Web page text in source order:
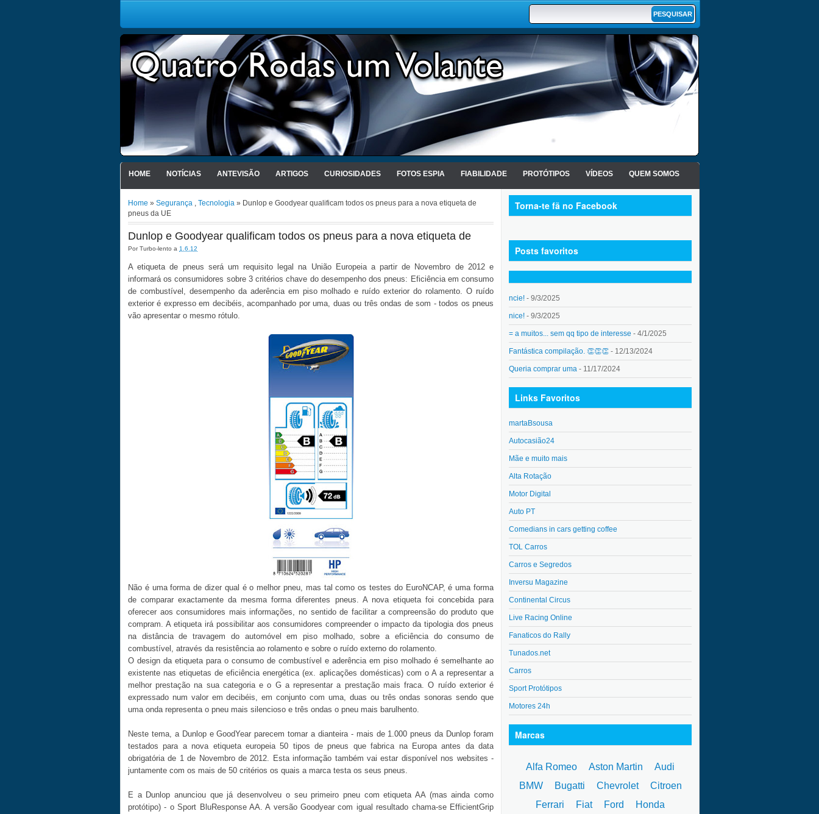
HOME NOTÍCIAS ANTEVISÃO ARTIGOS CURIOSIDADES FOTOS ESPIA FIABILIDADE PROTÓTIPOS VÍDEOS QUEM SOMOS
Home » Segurança , Tecnologia » Dunlop e Goodyear qualificam todos os pneus para a nova etiqueta de
pneus da UE
Dunlop e Goodyear qualificam todos os pneus para a nova etiqueta de
pneus da UE
PorTurbo-lento a 1.6.12
A etiqueta de pneus será um requisito legal na União Europeia a partir de Novembro de 2012 e
informará os consumidores sobre 3 critérios chave do desempenho dos pneus: Eficiência em consumo
de combustível, desempenho da aderência em piso molhado e ruído exterior do rolamento. O ruído
exterior é expresso em decibéis, acompanhado por uma, duas ou três ondas de som - todos os pneus
vão apresentar o mesmo rótulo.
Não é uma forma de dizer qual é o melhor pneu, mas tal como os testes do EuroNCAP, é uma forma
de comparar exactamente da mesma forma diferentes pneus. A nova etiqueta foi concebida para
oferecer aos consumidores mais informações, no sentido de facilitar a compreensão do produto que
compram. A etiqueta irá possibilitar aos consumidores compreender o impacto da tipologia dos pneus
na distância de travagem do automóvel em piso molhado, sobre a eficiência do consumo de
combustível, através da resistência ao rolamento e sobre o ruído externo do rolamento.
O design da etiqueta para o consumo de combustível e aderência em piso molhado é semelhante ao
existente nas etiquetas de eficiência energética (ex. aplicações domésticas) com o A a representar a
melhor prestação na sua categoria e o G a representar a prestação mais fraca. O ruído exterior é
expressado num valor em decibéis, em conjunto com uma, duas ou três ondas sonoras sendo que
uma onda representa o pneu mais silencioso e três ondas o pneu mais barulhento.
Neste tema, a Dunlop e GoodYear parecem tomar a dianteira - mais de 1.000 pneus da Dunlop foram
testados para a nova etiqueta europeia 50 tipos de pneus que fabrica na Europa antes da data
obrigatória de 1 de Novembro de 2012. Esta informação também vai estar disponível nos websites -
juntamente com os mais de 50 critérios os quais a marca testa os seus pneus.
E a Dunlop anunciou que já desenvolveu o seu primeiro pneu com etiqueta AA (mas ainda como
protótipo) - o Sport BluResponse AA. A versão Goodyear com igual resultado chama-se EfficientGrip
Torna-te fã no Facebook
Posts favoritos
ncie! - 9/3/2025
nice! - 9/3/2025
= a muitos... sem qq tipo de interesse - 4/1/2025
Fantástica compilação. 👏👏👏 - 12/13/2024
Queria comprar uma - 11/17/2024
Links Favoritos
martaBsousa
Autocasião24
Mãe e muito mais
Alta Rotação
Motor Digital
Auto PT
Comedians in cars getting coffee
TOL Carros
Carros e Segredos
Inversu Magazine
Continental Circus
Live Racing Online
Fanaticos do Rally
Tunados.net
Carros
Sport Protótipos
Motores 24h
Marcas
Alfa Romeo Aston Martin
Audi
BMW
Bugatti Chevrolet
Citroen
Ferrari
Fiat Ford
Honda